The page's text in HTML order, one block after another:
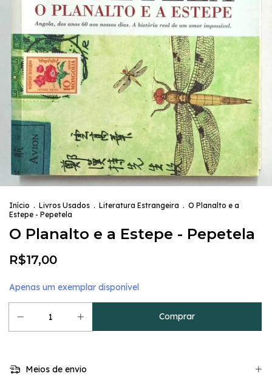
Início . Livros Usados . Literatura Estrangeira . O Planalto e a
Estepe - Pepetela
O Planalto e a Estepe - Pepetela
R$17,00
Apenas um exemplar disponível
Meios de envio